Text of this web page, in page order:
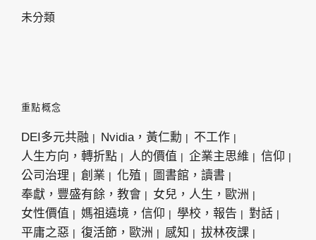
未分類
重點概念
DEI多元共融 Nvidia，黃仁勳
不工作
人生方向，轉折點
人的價值 企業主思維
信仰
公司治理
創業 化殖
圖書館，讀書
奉獻，豐盛有餘，教會
女兒，人生，歐洲
女性價值
媽祖遶境，信仰 學校，報告
對話
平庸之惡
復活節，歐洲 感知
拔林夜課